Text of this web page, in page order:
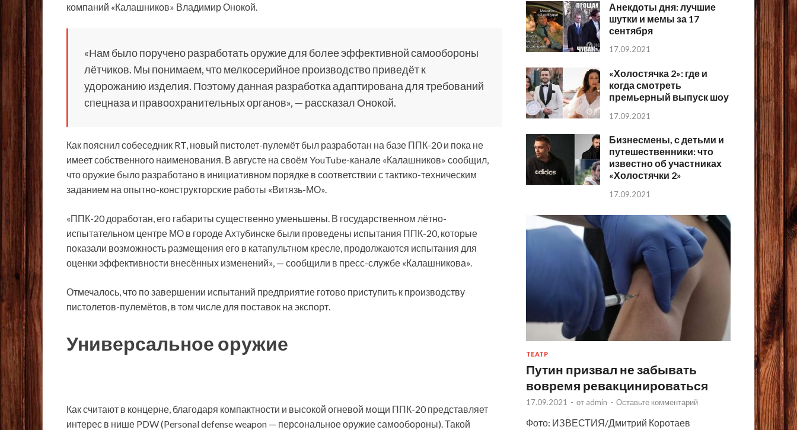
компаний «Калашников» Владимир Онокой.
«Нам было поручено разработать оружие для более эффективной самообороны
лётчиков. Мы понимаем, что мелкосерийное производство приведёт к
удорожанию изделия. Поэтому данная разработка адаптирована для требований
спецназа и правоохранительных органов», — рассказал Онокой.
Как пояснил собеседник RT, новый пистолет-пулемёт был разработан на базе ППК-20 и пока не
имеет собственного наименования. В августе на своём YouTube-канале «Калашников» сообщил,
что оружие было разработано в инициативном порядке в соответствии с тактико-техническим
заданием на опытно-конструкторские работы «Витязь-МО».
«ППК-20 доработан, его габариты существенно уменьшены. В государственном лётно-
испытательном центре МО в городе Ахтубинске были проведены испытания ППК-20, которые
показали возможность размещения его в катапультном кресле, продолжаются испытания для
оценки эффективности внесённых изменений», — сообщили в пресс-службе «Калашникова».
Отмечалось, что по завершении испытаний предприятие готово приступить к производству
пистолетов-пулемётов, в том числе для поставок на экспорт.
Универсальное оружие
Как считают в концерне, благодаря компактности и высокой огневой мощи ППК-20 представляет
интерес в нише PDW (Personal defense weapon — персональное оружие самообороны). Такой
Анекдоты дня: лучшие
шутки и мемы за 17
сентября
17.09.2021
«Холостячка 2»: где и
когда смотреть
премьерный выпуск шоу
17.09.2021
Бизнесмены, с детьми и
путешественники: что
известно об участниках
«Холостячки 2»
17.09.2021
ТЕАТР
Путин призвал не забывать
вовремя ревакцинироваться
17.09.2021 - от admin - Оставьте комментарий
Фото: ИЗВЕСТИЯ/Дмитрий Коротаев